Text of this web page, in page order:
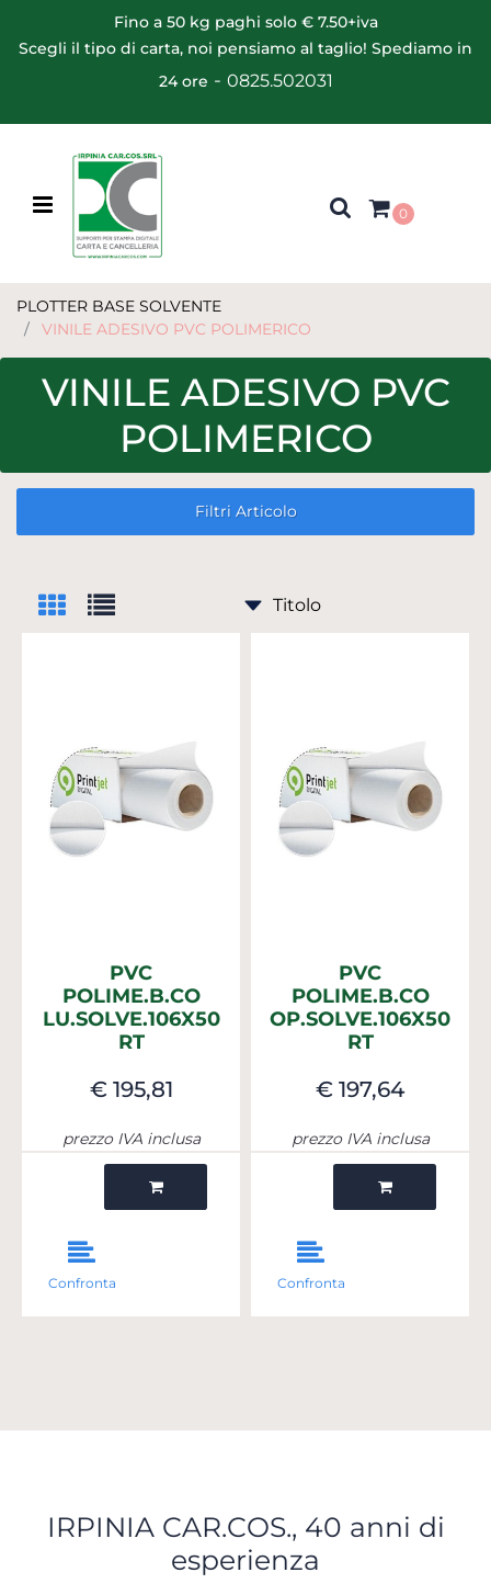
Fino a 50 kg paghi solo € 7.50+iva
Scegli il tipo di carta, noi pensiamo al taglio! Spediamo in
24 ore - 0825.502031
Open menu
0
PLOTTER BASE SOLVENTE
VINILE ADESIVO PVC POLIMERICO
VINILE ADESIVO PVC
POLIMERICO
Filtri Articolo
PVC
POLIME.B.CO
LU.SOLVE.106X50
RT
€ 195,81
prezzo IVA inclusa
Confronta
PVC
POLIME.B.CO
OP.SOLVE.106X50
RT
€ 197,64
prezzo IVA inclusa
Confronta
IRPINIA CAR.COS., 40 anni di
esperienza
Scopri tutti i servizi che ti abbiamo dedicato